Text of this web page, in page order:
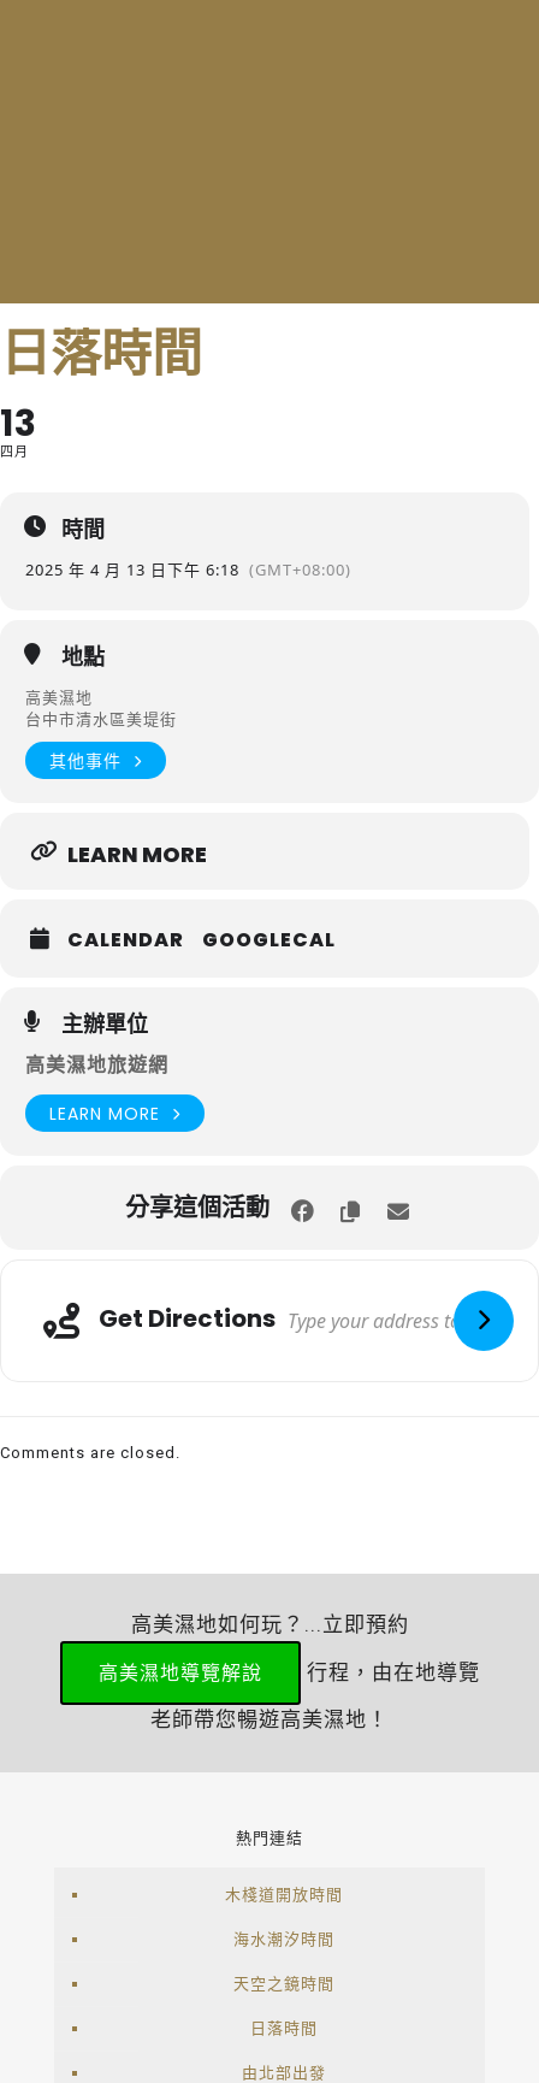
日落時間
13
四月
時間
2025 年 4 月 13 日下午 6:18 (GMT+08:00)
地點
高美濕地
台中市清水區美堤街
其他事件
LEARN MORE
CALENDAR GOOGLECAL
主辦單位
高美濕地旅遊網
LEARN MORE
分享這個活動
Get Directions
Comments are closed.
高美濕地如何玩？...立即預約
高美濕地導覽解說
行程，由在地導覽
老師帶您暢遊高美濕地！
熱門連結
木棧道開放時間
海水潮汐時間
天空之鏡時間
日落時間
由北部出發